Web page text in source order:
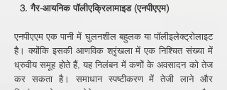
3. गैर-आयनिक पॉलीएक्रिलामाइड (एनपीएएम)
एनपीएएम एक पानी में घुलनशील बहुलक या पॉलीइलेक्ट्रोलाइट
है। क्योंकि इसकी आणविक श्रृंखला में एक निश्चित संख्या में
ध्रुवीय समूह होते हैं, यह निलंबन में कणों के अवसादन को तेज
कर सकता है। समाधान स्पष्टीकरण में तेजी लाने और